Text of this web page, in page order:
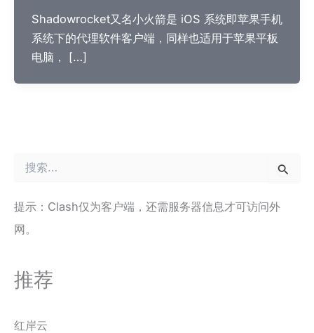
Shadowrocket又名小火箭是 iOS 系统即苹果手机
系统下的代理软件客户端，同样也适用于苹果平板
电脑， […]
提示：Clash仅为客户端，还需服务器信息才可访问外
网。
推荐
红岸云